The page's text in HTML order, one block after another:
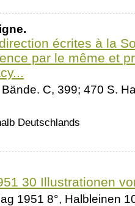
écrites à la
par le même et
C, 399; 470 S.
Deutschlands
30 Illustrationen
1951 8°, Halbleinen